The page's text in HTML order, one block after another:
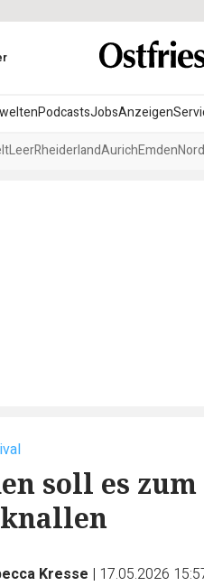
PodcastsJobsAnzeigen
LeerRheiderlandAurichEmden
soll es
Kresse | 17.05.2026